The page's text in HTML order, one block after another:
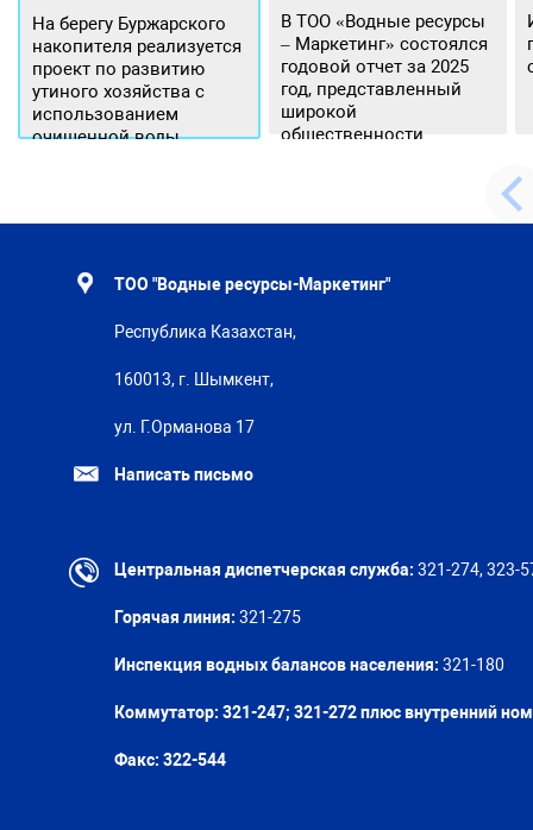
На берегу Буржарского
накопителя реализуется
проект по развитию
утиного хозяйства с
использованием
очищенной воды
В ТОО «Водные ресурсы
– Маркетинг» состоялся
годовой отчет за 2025
год, представленный
широкой
общественности.
ТОО "Водные ресурсы-Маркетинг"
Республика Казахстан,
160013, г. Шымкент,
ул. Г.Орманова 17
Написать письмо
Центральная диспетчерская служба: 321-274, 323-
Горячая линия: 321-275
Инспекция водных балансов населения: 321-180
Коммутатор: 321-247; 321-272 плюс внутренний
Факс: 322-544